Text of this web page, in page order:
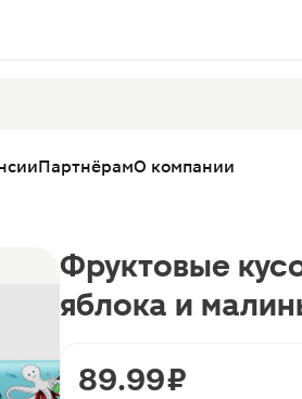
ПартнёрамО компании
Фруктовые
яблока и
89.99 ₽